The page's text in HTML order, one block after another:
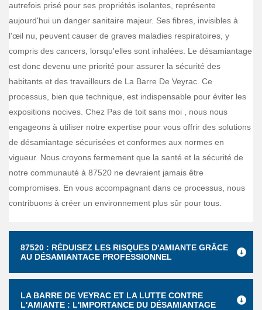
autrefois prisé pour ses propriétés isolantes, représente
aujourd'hui un danger sanitaire majeur. Ses fibres, invisibles à
l'œil nu, peuvent causer de graves maladies respiratoires, y
compris des cancers, lorsqu'elles sont inhalées. Le désamiantage
est donc devenu une priorité pour assurer la sécurité des
habitants et des travailleurs de La Barre De Veyrac. Ce
processus, bien que technique, est indispensable pour éviter les
expositions nocives. Chez Pas de toit sans moi , nous nous
engageons à utiliser notre expertise pour vous offrir des solutions
de désamiantage sécurisées et conformes aux normes en
vigueur. Nous croyons fermement que la santé et la sécurité de
notre communauté à 87520 ne devraient jamais être
compromises. En vous accompagnant dans ce processus, nous
contribuons à créer un environnement plus sûr pour tous.
87520 : RÉDUISEZ LES RISQUES D'AMIANTE GRÂCE
AU DÉSAMIANTAGE PROFESSIONNEL
LA BARRE DE VEYRAC ET LA LUTTE CONTRE
L'AMIANTE : L'IMPORTANCE DU DÉSAMIANTAGE